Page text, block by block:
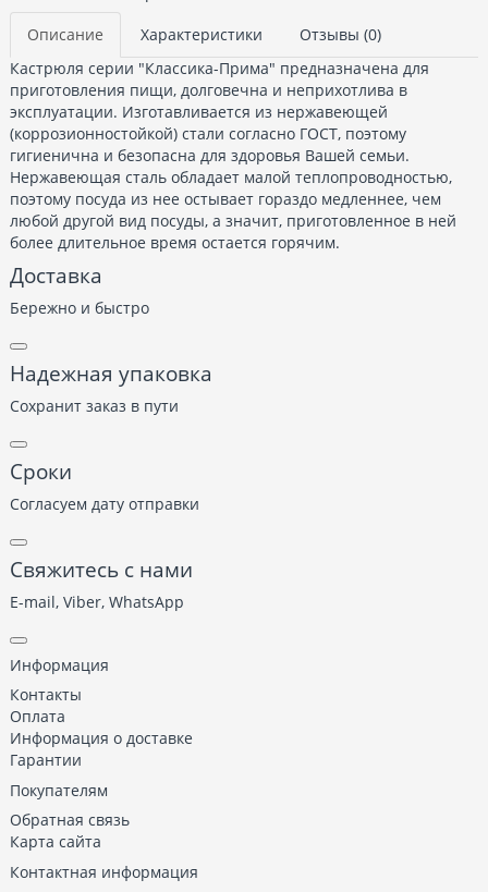
Описание
Характеристики
Отзывы (0)
Кастрюля серии "Классика-Прима" предназначена для
приготовления пищи, долговечна и неприхотлива в
эксплуатации. Изготавливается из нержавеющей
(коррозионностойкой) стали согласно ГОСТ, поэтому
гигиенична и безопасна для здоровья Вашей семьи.
Нержавеющая сталь обладает малой теплопроводностью,
поэтому посуда из нее остывает гораздо медленнее, чем
любой другой вид посуды, а значит, приготовленное в ней
более длительное время остается горячим.
Доставка
Бережно и быстро
Надежная упаковка
Сохранит заказ в пути
Сроки
Согласуем дату отправки
Свяжитесь с нами
E-mail, Viber, WhatsApp
Информация
Контакты
Оплата
Информация о доставке
Гарантии
Покупателям
Обратная связь
Карта сайта
Контактная информация